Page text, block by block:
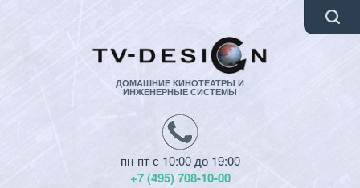
ДОМАШНИЕ КИНОТЕАТРЫ И
ИНЖЕНЕРНЫЕ СИСТЕМЫ
пн-пт с 10:00 до 19:00
+7 (495) 708-10-00